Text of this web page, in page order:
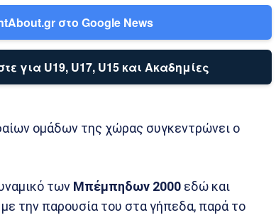
στο Google News
για U19, U17, U15 και Ακαδημίες
ομάδων της χώρας συγκεντρώνει ο
των Μπέμπηδων 2000 εδώ και
την παρουσία του στα γήπεδα, παρά το